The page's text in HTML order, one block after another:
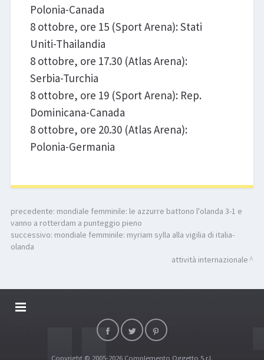
Polonia-Canada
8 ottobre, ore 15 (Sport Arena): Stati
Uniti-Thailandia
8 ottobre, ore 17.30 (Atlas Arena):
Serbia-Turchia
8 ottobre, ore 19 (Sport Arena): Rep.
Dominicana-Canada
8 ottobre, ore 20.30 (Atlas Arena):
Polonia-Germania
precedente: mondiale femminile: le azzurre battono l'olanda 3-1 e
vanno a rotterdam a punteggio pieno
successivo: mondiale femminile: myriam sylla alla vigilia di italia-
olanda
attività internazionale
DALLARIVOLLEY SOSTIENE
Copyright © 2005-2026 Complemento Oggetto S.r.l.